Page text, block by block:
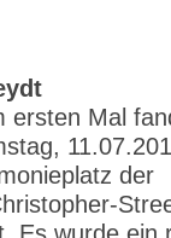
ersten Mal
der